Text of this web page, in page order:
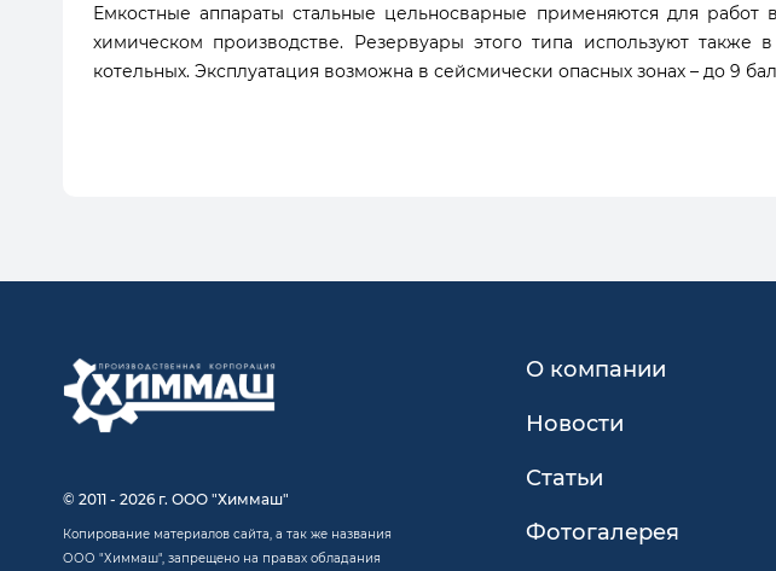
Емкостные аппараты стальные цельносварные применяются для
химическом производстве. Резервуары этого типа используют
котельных. Эксплуатация возможна в сейсмически опасных зонах – до 9
© 2011 - 2026 г. ООО "Химмаш"
Копирование материалов сайта, а так же названия
ООО "Химмаш", запрещено на правах обладания
О компании
Новости
Статьи
Фотогалерея